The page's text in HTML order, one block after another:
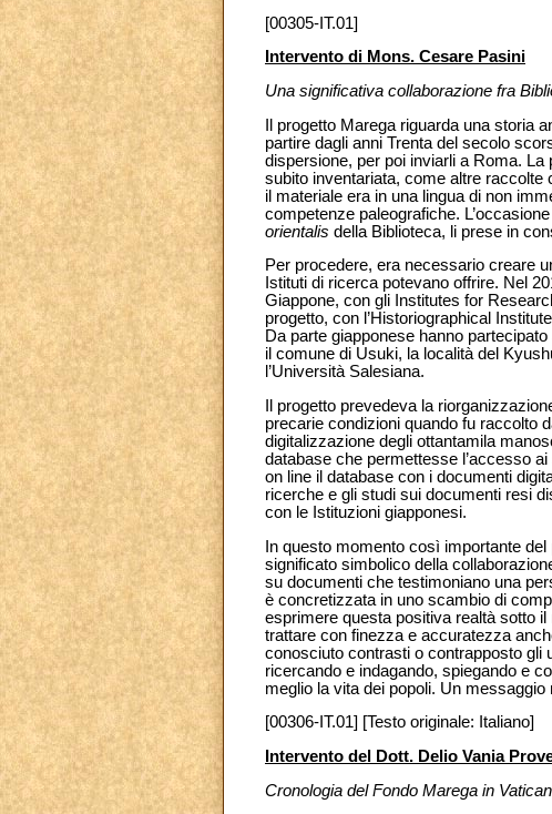
[00305-IT.01]
Intervento di Mons. Cesare Pasini
Una significativa collaborazione fra
Il progetto Marega riguarda una storia
partire dagli anni Trenta del secolo
dispersione, per poi inviarli a Roma.
subito inventariata, come altre raccolte
il materiale era in una lingua di non
competenze paleografiche.
orientalis della Biblioteca, li prese in
Per procedere, era necessario creare
Istituti di ricerca potevano offrire. Nel
Giappone, con gli Institutes for
progetto, con l’Historiographical
Da parte giapponese hanno
il comune di Usuki, la località del
l’Università Salesiana.
Il progetto prevedeva la
precarie condizioni quando fu raccolto
digitalizzazione degli ottantamila
database che permettesse l’accesso
on line il database con i documenti
ricerche e gli studi sui documenti resi
con le Istituzioni giapponesi.
In questo momento così importante
significato simbolico della
su documenti che testimoniano una
è concretizzata in uno scambio di
esprimere questa positiva realtà sotto il
trattare con finezza e accuratezza
conosciuto contrasti o contrapposto gli
ricercando e indagando, spiegando e
meglio la vita dei popoli. Un
[00306-IT.01] [Testo originale: Italiano]
Intervento del Dott. Delio Vania
Cronologia del Fondo Marega in